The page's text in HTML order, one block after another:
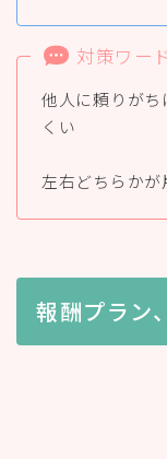
対策ワード
他人に頼りがち
くい
左右どちらか
報酬プラン